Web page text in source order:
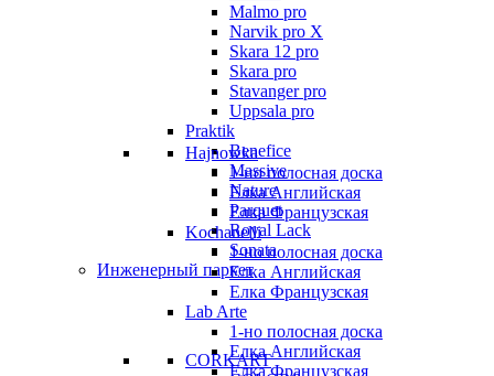
Malmo pro
Narvik pro X
Skara 12 pro
Skara pro
Stavanger pro
Uppsala pro
Praktik
Benefice
Massive
Nature
Parquet
Royal Lack
Sonata
Инженерный паркет
Hajnowka
1-но полосная доска
Елка Английская
Елка Французская
Kochanelli
1-но полосная доска
Елка Английская
Елка Французская
Lab Arte
1-но полосная доска
Елка Английская
Елка Французская
CORKART